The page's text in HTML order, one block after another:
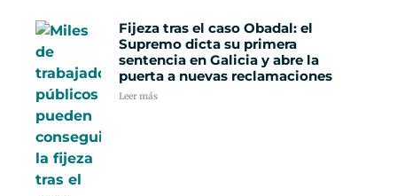
Fijeza tras el caso Obadal: el
Supremo dicta su primera
sentencia en Galicia y abre la
puerta a nuevas reclamaciones
Leer más